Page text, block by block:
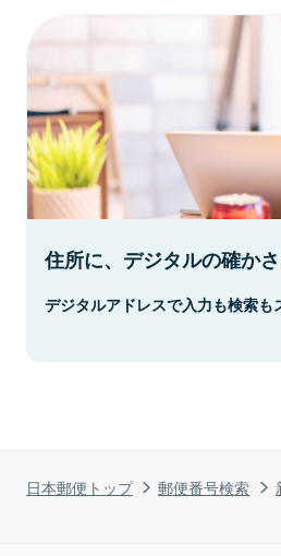
日本郵便トップ 郵便番号検索
住所に、デジタルの確かさ
デジタルアドレスで入力も検索も